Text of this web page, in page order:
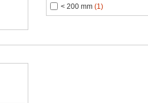
< 200 mm (1)